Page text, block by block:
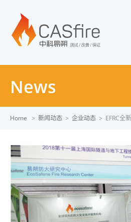
News
Home > 新闻动态 > 企业动态 > EFRC全